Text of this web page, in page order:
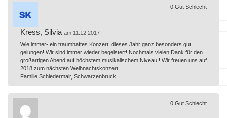
Kress, Silvia am 11.12.2017
Wie immer- ein traumhaftes Konzert, dieses Jahr ganz besonders gut
gelungen! Wir sind immer wieder begeistert! Nochmals vielen Dank für den
großartigen Abend auf höchstem musikalischem Niveau!! Wir freuen uns auf
2018 zum nächsten Weihnachtskonzert.
Familie Schiedermair, Schwarzenbruck
0 Gut Schlecht
0 Gut Schlecht